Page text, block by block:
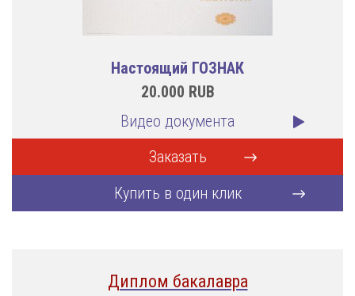
Настоящий ГОЗНАК
20.000 RUB
Видео документа
Заказать
Купить в один клик
Диплом бакалавра